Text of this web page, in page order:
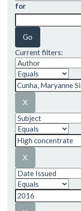
for
Current filters: